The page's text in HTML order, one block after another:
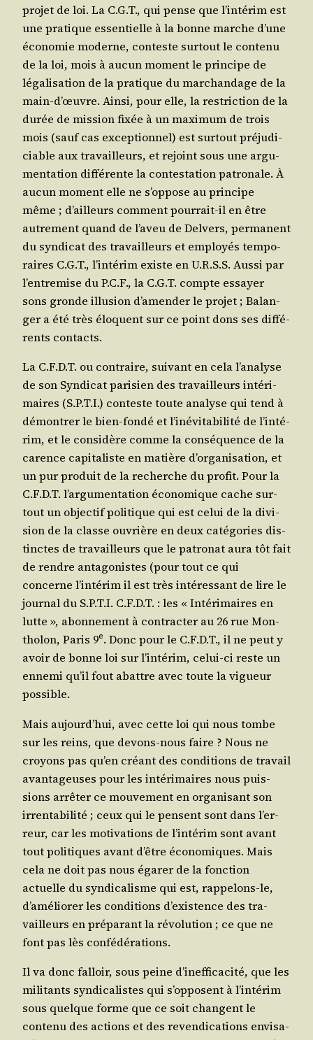
pro­jet de loi. La C.G.T., qui pense que l’in­té­rim est
une pra­tique essen­tielle à la bonne marche d’une
éco­no­mie moderne, conteste sur­tout le conte­nu
de la loi, mois à aucun moment le prin­cipe de
léga­li­sa­tion de la pra­tique du mar­chan­dage de la
main-d’œuvre. Ain­si, pour elle, la res­tric­tion de la
durée de mis­sion fixée à un maxi­mum de trois
mois (sauf cas excep­tion­nel) est sur­tout pré­ju­di­
ciable aux tra­vailleurs, et rejoint sous une argu­
men­ta­tion dif­fé­rente la contes­ta­tion patro­nale. À
aucun moment elle ne s’op­pose au prin­cipe
même ; d’ailleurs com­ment pour­rait-il en être
autre­ment quand de l’a­veu de Del­vers, per­ma­nent
du syn­di­cat des tra­vailleurs et employés tem­po­
raires C.G.T., l’in­té­rim existe en U.R.S.S. Aus­si par
l’en­tre­mise du P.C.F., la C.G.T. compte essayer
sons gronde illu­sion d’a­men­der le pro­jet ; Balan­
ger a été très élo­quent sur ce point dons ses dif­fé­
rents contacts.
La C.F.D.T. ou contraire, sui­vant en cela l’a­na­lyse
de son Syn­di­cat pari­sien des tra­vailleurs inté­ri­
maires (S.P.T.I.) conteste toute ana­lyse qui tend à
démon­trer le bien-fon­dé et l’i­né­vi­ta­bi­li­té de l’in­té­
rim, et le consi­dère comme la consé­quence de la
carence capi­ta­liste en matière d’or­ga­ni­sa­tion, et
un pur pro­duit de la recherche du pro­fit. Pour la
C.F.D.T. l’ar­gu­men­ta­tion éco­no­mique cache sur­
tout un objec­tif poli­tique qui est celui de la divi­
sion de la classe ouvrière en deux caté­go­ries dis­
tinctes de tra­vailleurs que le patro­nat aura tôt fait
de rendre anta­go­nistes (pour tout ce qui
concerne l’in­té­rim il est très inté­res­sant de lire le
jour­nal du S.P.T.I. C.F.D.T. : les « Inté­ri­maires en
lutte », abon­ne­ment à contrac­ter au 26 rue Mon­
tho­lon, Paris 9e. Donc pour le C.F.D.T., il ne peut y
avoir de bonne loi sur l’in­té­rim, celui-ci reste un
enne­mi qu’il fout abattre avec toute la vigueur
possible.
Mais aujourd’­hui, avec cette loi qui nous tombe
sur les reins, que devons-nous faire ? Nous ne
croyons pas qu’en créant des condi­tions de tra­vail
avan­ta­geuses pour les inté­ri­maires nous puis­
sions arrê­ter ce mou­ve­ment en orga­ni­sant son
irren­ta­bi­li­té ; ceux qui le pensent sont dans l’er­
reur, car les moti­va­tions de l’in­té­rim sont avant
tout poli­tiques avant d’être éco­no­miques. Mais
cela ne doit pas nous éga­rer de la fonc­tion
actuelle du syn­di­ca­lisme qui est, rap­pe­lons-le,
d’a­mé­lio­rer les condi­tions d’exis­tence des tra­
vailleurs en pré­pa­rant la révo­lu­tion ; ce que ne
font pas lès confédérations.
Il va donc fal­loir, sous peine d’i­nef­fi­ca­ci­té, que les
mili­tants syn­di­ca­listes qui s’op­posent à l’in­té­rim
sous quelque forme que ce soit changent le
conte­nu des actions et des reven­di­ca­tions envi­sa­